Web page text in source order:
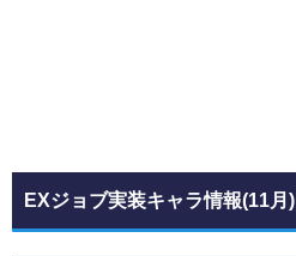
EXジョブ実装キャラ情報(11月)